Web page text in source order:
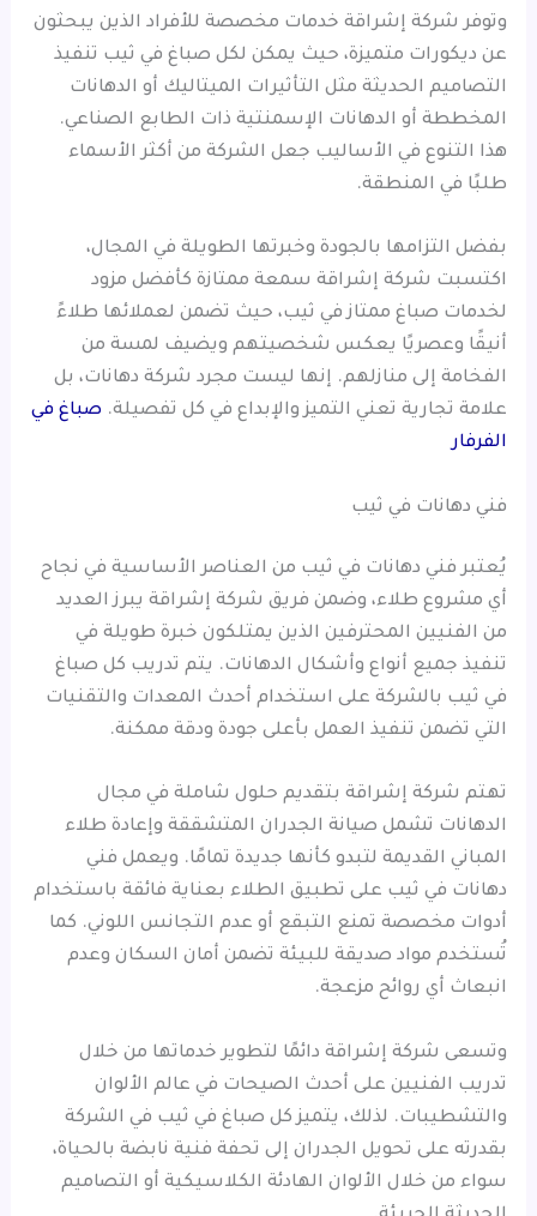
وتوفر شركة إشراقة خدمات مخصصة للأفراد الذين يبحثون
عن ديكورات متميزة، حيث يمكن لكل صباغ في ثيب تنفيذ
التصاميم الحديثة مثل التأثيرات الميتاليك أو الدهانات
المخططة أو الدهانات الإسمنتية ذات الطابع الصناعي.
هذا التنوع في الأساليب جعل الشركة من أكثر الأسماء
طلبًا في المنطقة.
بفضل التزامها بالجودة وخبرتها الطويلة في المجال،
اكتسبت شركة إشراقة سمعة ممتازة كأفضل مزود
لخدمات صباغ ممتاز في ثيب، حيث تضمن لعملائها طلاءً
أنيقًا وعصريًا يعكس شخصيتهم ويضيف لمسة من
الفخامة إلى منازلهم. إنها ليست مجرد شركة دهانات، بل
علامة تجارية تعني التميز والإبداع في كل تفصيلة. صباغ في
الفرفار
فني دهانات في ثيب
يُعتبر فني دهانات في ثيب من العناصر الأساسية في نجاح
أي مشروع طلاء، وضمن فريق شركة إشراقة يبرز العديد
من الفنيين المحترفين الذين يمتلكون خبرة طويلة في
تنفيذ جميع أنواع وأشكال الدهانات. يتم تدريب كل صباغ
في ثيب بالشركة على استخدام أحدث المعدات والتقنيات
التي تضمن تنفيذ العمل بأعلى جودة ودقة ممكنة.
تهتم شركة إشراقة بتقديم حلول شاملة في مجال
الدهانات تشمل صيانة الجدران المتشققة وإعادة طلاء
المباني القديمة لتبدو كأنها جديدة تمامًا. ويعمل فني
دهانات في ثيب على تطبيق الطلاء بعناية فائقة باستخدام
أدوات مخصصة تمنع التبقع أو عدم التجانس اللوني. كما
تُستخدم مواد صديقة للبيئة تضمن أمان السكان وعدم
انبعاث أي روائح مزعجة.
وتسعى شركة إشراقة دائمًا لتطوير خدماتها من خلال
تدريب الفنيين على أحدث الصيحات في عالم الألوان
والتشطيبات. لذلك، يتميز كل صباغ في ثيب في الشركة
بقدرته على تحويل الجدران إلى تحفة فنية نابضة بالحياة،
سواء من خلال الألوان الهادئة الكلاسيكية أو التصاميم